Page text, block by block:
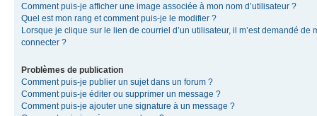
Comment puis-je afficher une image associée à mon nom d’utilisateur ?
Quel est mon rang et comment puis-je le modifier ?
Lorsque je clique sur le lien de courriel d’un utilisateur, il m’est demandé de
connecter ?
Problèmes de publication
Comment puis-je publier un sujet dans un forum ?
Comment puis-je éditer ou supprimer un message ?
Comment puis-je ajouter une signature à un message ?